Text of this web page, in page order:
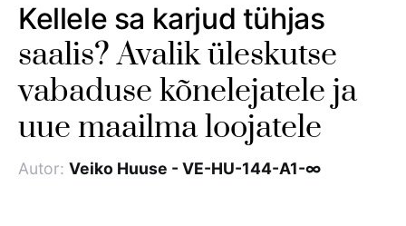
Kellele sa karjud tühjas
saalis? Avalik üleskutse
vabaduse kõnelejatele ja
uue maailma loojatele
Autor: Veiko Huuse - VE-HU-144-A1-∞